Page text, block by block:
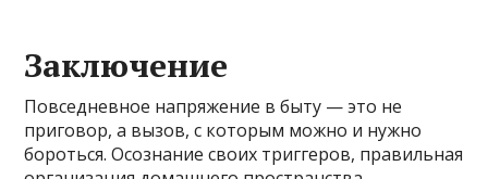
Заключение
Повседневное напряжение в быту — это не
приговор, а вызов, с которым можно и нужно
бороться. Осознание своих триггеров, правильная